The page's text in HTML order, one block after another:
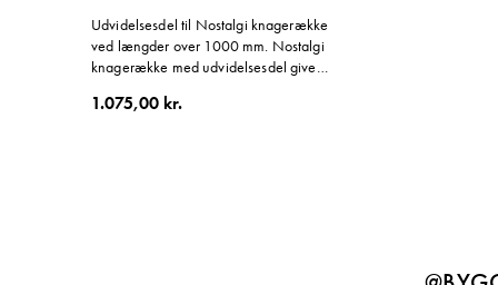
Udvidelsesdel til Nostalgi knagerække
ved længder over 1000 mm. Nostalgi
knagerække med udvidelsesdel giver
1.075,00 kr.